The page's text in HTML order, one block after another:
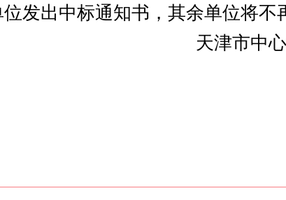
发出中标通知书，其余单位将不
天津市中